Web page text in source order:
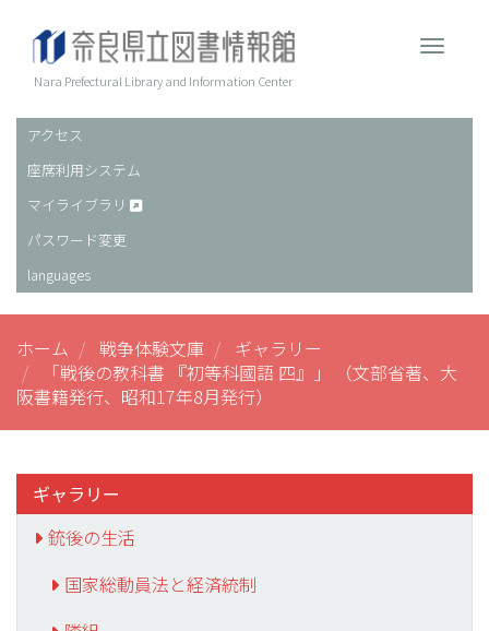
Nara Prefectural Library and Information Center
ヘ
ッ
ダ
ー
アクセス
座席利用システム
マイライブラリ
パスワード変更
languages
ホーム 戦争体験文庫
ギャラリー
「戦後の教科書 『初等科國語 四』」 （文部省著、大
阪書籍発行、昭和17年8月発行）
ギャラリー
銃後の生活
国家総動員法と経済統制